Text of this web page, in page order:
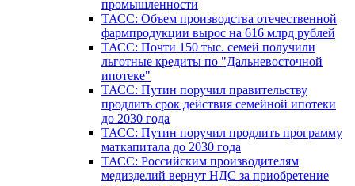
промышленности
ТАСС: Объем производства отечественной
фармпродукции вырос на 616 млрд рублей
ТАСС: Почти 150 тыс. семей получили
льготные кредиты по "Дальневосточной
ипотеке"
ТАСС: Путин поручил правительству
продлить срок действия семейной ипотеки
до 2030 года
ТАСС: Путин поручил продлить программу
маткапитала до 2030 года
ТАСС: Российским производителям
медизделий вернут НДС за приобретение